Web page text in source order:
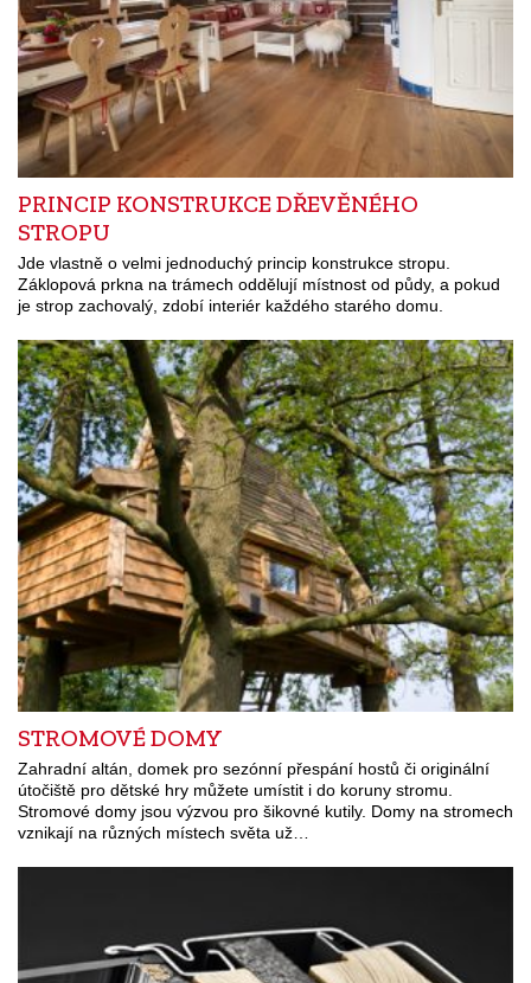
PRINCIP KONSTRUKCE DŘEVĚNÉHO
STROPU
Jde vlastně o velmi jednoduchý princip konstrukce stropu.
Záklopová prkna na trámech oddělují místnost od půdy, a pokud
je strop zachovalý, zdobí interiér každého starého domu.
STROMOVÉ DOMY
Zahradní altán, domek pro sezónní přespání hostů či originální
útočiště pro dětské hry můžete umístit i do koruny stromu.
Stromové domy jsou výzvou pro šikovné kutily. Domy na stromech
vznikají na různých místech světa už…